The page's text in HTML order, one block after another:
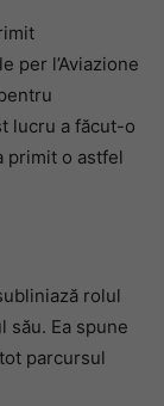
per l’Aviazione
lucru a făcut-o
primit o astfel
rolul
său. Ea spune
parcursul